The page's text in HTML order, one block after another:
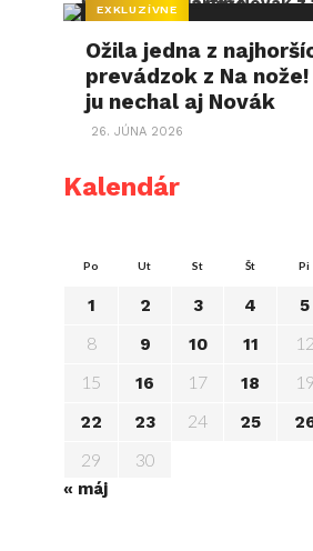
EXKLUZÍVNE
Ožila jedna z
prevádzok z Na
ju nechal aj Novák
26. JÚNA 2026
Kalendár
Po Ut St Št Pi
1 2 3 4 5
8 9 10 11 12
15 16 17 18 19
22
23 24 25
29
30
« máj